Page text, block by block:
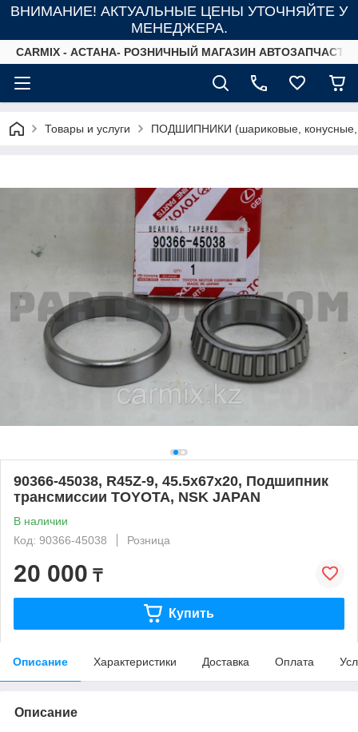
ВНИМАНИЕ! АКТУАЛЬНЫЕ ЦЕНЫ УТОЧНЯЙТЕ У
МЕНЕДЖЕРА.
СARMIX - АСТАНА- РОЗНИЧНЫЙ МАГАЗИН
Товары и услуги ПОДШИПНИКИ (шариковые, конусные,
90366-45038, R45Z-9, 45.5x67x20, Подшипник
трансмиссии TOYOTA, NSK JAPAN
В наличии
Код: 90366-45038
Розница
20 000 ₸
Купить
Описание Характеристики Доставка Оплата
Описание